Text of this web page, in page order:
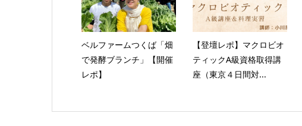
ベルファームつくば「畑
で発酵ブランチ」【開催
レポ】
【登壇レポ】マクロビオ
ティックA級資格取得講
座（東京４日間対...